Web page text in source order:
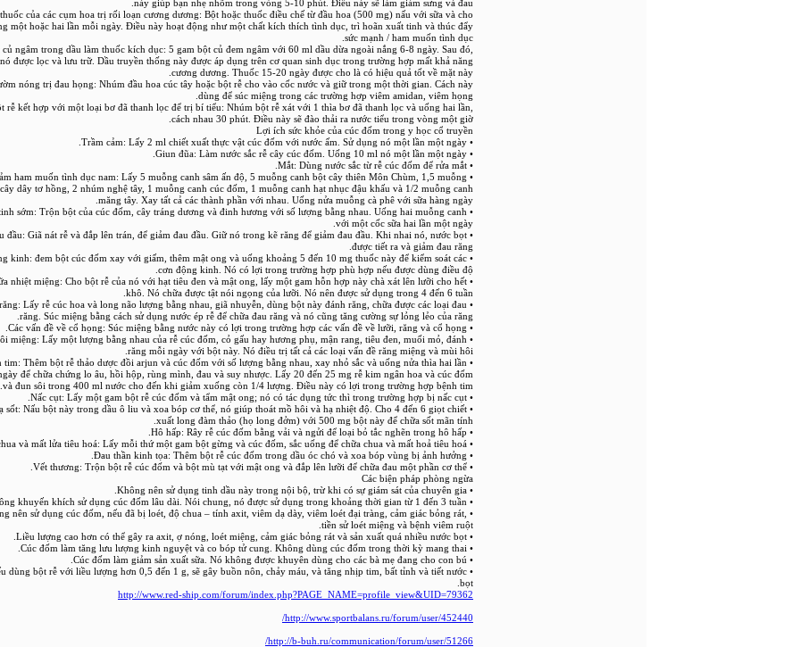
này giúp bạn nhẹ nhõm trong vòng 5-10 phút. Điều này sẽ làm giảm sưng và đau.
của các cụm hoa trị rối loạn cương dương: Bột hoặc thuốc điều chế từ đầu hoa (500 mg) nấu với sữa và cho
một hoặc hai lần mỗi ngày. Điều này hoạt động như một chất kích thích tình dục, trì hoãn xuất tinh và thúc đẩy
sức mạnh / ham muốn tình dục.
củ ngâm trong dầu làm thuốc kích dục: 5 gam bột củ đem ngâm với 60 ml dầu dừa ngoài nắng 6-8 ngày. Sau đó,
nó được lọc và lưu trữ. Dầu truyền thống này được áp dụng trên cơ quan sinh dục trong trường hợp mất khả năng
cương dương. Thuốc 15-20 ngày được cho là có hiệu quả tốt về mặt này.
nóng trị đau họng: Nhúm đầu hoa cúc tây hoặc bột rễ cho vào cốc nước và giữ trong một thời gian. Cách này
dùng để súc miệng trong các trường hợp viêm amidan, viêm họng.
rễ kết hợp với một loại bơ đã thanh lọc để trị bí tiểu: Nhúm bột rễ xát với 1 thìa bơ đã thanh lọc và uống hai lần,
cách nhau 30 phút. Điều này sẽ đào thải ra nước tiểu trong vòng một giờ.
Lợi ích sức khỏe của cúc đốm trong y học cổ truyền
• Trầm cảm: Lấy 2 ml chiết xuất thực vật cúc đốm với nước ấm. Sử dụng nó một lần một ngày.
• Giun đũa: Làm nước sắc rễ cây cúc đốm. Uống 10 ml nó một lần một ngày.
• Mắt: Dùng nước sắc từ rễ cúc đốm để rửa mắt.
ham muốn tình dục nam: Lấy 5 muỗng canh sâm ấn độ, 5 muỗng canh bột cây thiên Môn Chùm, 1,5 muỗng
dây tơ hồng, 2 nhúm nghệ tây, 1 muỗng canh cúc đốm, 1 muỗng canh hạt nhục đậu khấu và 1/2 muỗng canh
măng tây. Xay tất cả các thành phần với nhau. Uống nửa muỗng cà phê với sữa hàng ngày.
tinh sớm: Trộn bột của cúc đốm, cây tráng dương và đinh hương với số lượng bằng nhau. Uống hai muỗng canh
với một cốc sữa hai lần một ngày.
đầu: Giã nát rễ và đắp lên trán, để giảm đau đầu. Giữ nó trong kẽ răng để giảm đau đầu. Khi nhai nó, nước bọt
được tiết ra và giảm đau răng.
kinh: đem bột cúc đốm xay với giấm, thêm mật ong và uống khoảng 5 đến 10 mg thuốc này để kiểm soát các
cơn động kinh. Nó có lợi trong trường hợp phù hợp nếu được dùng điều độ.
nhiệt miệng: Cho bột rễ của nó với hạt tiêu đen và mật ong, lấy một gam hỗn hợp này chà xát lên lưỡi cho hết
khô. Nó chữa được tật nói ngọng của lưỡi. Nó nên được sử dụng trong 4 đến 6 tuần.
răng: Lấy rễ cúc hoa và long não lượng bằng nhau, giã nhuyễn, dùng bột này đánh răng, chữa được các loại đau
răng. Súc miệng bằng cách sử dụng nước ép rễ để chữa đau răng và nó cũng tăng cường sự lỏng lẻo của răng.
• Các vấn đề về cổ họng: Súc miệng bằng nước này có lợi trong trường hợp các vấn đề về lưỡi, răng và cổ họng.
miệng: Lấy một lượng bằng nhau của rễ cúc đốm, cỏ gấu hay hương phụ, mận rang, tiêu đen, muối mỏ, đánh
răng mỗi ngày với bột này. Nó điều trị tất cả các loại vấn đề răng miệng và mùi hôi.
tim: Thêm bột rễ thảo dược đồi arjun và cúc đốm với số lượng bằng nhau, xay nhỏ sắc và uống nửa thìa hai lần
để chữa chứng lo âu, hồi hộp, rùng mình, đau và suy nhược. Lấy 20 đến 25 mg rễ kim ngân hoa và cúc đốm
và đun sôi trong 400 ml nước cho đến khi giảm xuống còn 1/4 lượng. Điều này có lợi trong trường hợp bệnh tim.
• Nấc cụt: Lấy một gam bột rễ cúc đốm và tẩm mật ong; nó có tác dụng tức thì trong trường hợp bị nấc cụt.
sốt: Nấu bột này trong dầu ô liu và xoa bóp cơ thể, nó giúp thoát mồ hôi và hạ nhiệt độ. Cho 4 đến 6 giọt chiết
xuất long đàm thảo (họ long đởm) với 500 mg bột này để chữa sốt mãn tính.
• Hô hấp: Rây rễ cúc đốm bằng vải và ngửi để loại bỏ tắc nghẽn trong hô hấp.
• Vị chua và mất lửa tiêu hoá: Lấy mỗi thứ một gam bột gừng và cúc đốm, sắc uống để chữa chua và mất hoả tiêu hoá.
• Đau thần kinh tọa: Thêm bột rễ cúc đốm trong dầu óc chó và xoa bóp vùng bị ảnh hưởng.
• Vết thương: Trộn bột rễ cúc đốm và bột mù tạt với mật ong và đắp lên lưỡi để chữa đau một phần cơ thể.
Các biện pháp phòng ngừa
• Không nên sử dụng tinh dầu này trong nội bộ, trừ khi có sự giám sát của chuyên gia.
• Không khuyến khích sử dụng cúc đốm lâu dài. Nói chung, nó được sử dụng trong khoảng thời gian từ 1 đến 3 tuần.
nên sử dụng cúc đốm, nếu đã bị loét, độ chua – tính axit, viêm dạ dày, viêm loét đại tràng, cảm giác bỏng rát,
tiền sử loét miệng và bệnh viêm ruột.
• Liều lượng cao hơn có thể gây ra axit, ợ nóng, loét miệng, cảm giác bỏng rát và sản xuất quá nhiều nước bọt.
• Cúc đốm làm tăng lưu lượng kinh nguyệt và co bóp tử cung. Không dùng cúc đốm trong thời kỳ mang thai.
• Cúc đốm làm giảm sản xuất sữa. Nó không được khuyên dùng cho các bà mẹ đang cho con bú.
dùng bột rễ với liều lượng hơn 0,5 đến 1 g, sẽ gây buồn nôn, chảy máu, và tăng nhịp tim, bất tỉnh và tiết nước
bọt.
http://www.red-ship.com/forum/index.php?PAGE_NAME=profile_view&UID=79362
http://www.sportbalans.ru/forum/user/452440/
http://b-buh.ru/communication/forum/user/51266/